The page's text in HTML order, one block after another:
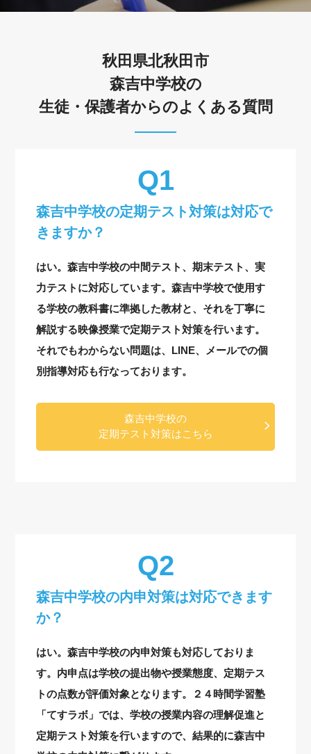
秋田県北秋田市
森吉中学校の
生徒・保護者からのよくある質問
森吉中学校の定期テスト対策は対応で
きますか？
はい。森吉中学校の中間テスト、期末テスト、実
力テストに対応しています。森吉中学校で使用す
る学校の教科書に準拠した教材と、それを丁寧に
解説する映像授業で定期テスト対策を行います。
それでもわからない問題は、LINE、メールでの個
別指導対応も行なっております。
森吉中学校の
定期テスト対策はこちら
森吉中学校の内申対策は対応できます
か？
はい。森吉中学校の内申対策も対応しておりま
す。内申点は学校の提出物や授業態度、定期テス
トの点数が評価対象となります。２４時間学習塾
「てすラボ」では、学校の授業内容の理解促進と
定期テスト対策を行いますので、結果的に森吉中